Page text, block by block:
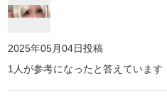
2025年05月04日投稿
1 人が参考になったと答えています